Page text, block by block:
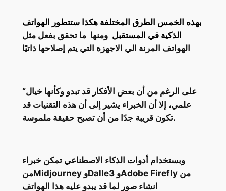
بهذه الخمس الطرق المختلفة هكذا ستتطور الهواتف
الذكية في المستقبلومنها ما تحقق بفعل مثل
“على الرغم من أن بعض الأفكار قد تبدو وكأنها خيال
علمي، إلا أن الخبراء يشير إلى أن هذه التقنيات قد
تكون قريبة جدًا من أن تصبح حقيقة ملموسة.
وبستخدام أدوات الذكاء الاصطناعي تمكن خبراء
منMidjourney وDalle3 وAdobe Firefly من